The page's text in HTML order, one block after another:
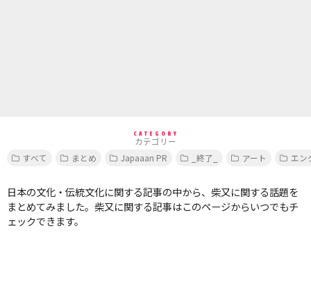
CATEGORY
カテゴリー
すべて
まとめ Japaaan PR _終了_ アート エン
日本の文化・伝統文化に関する記事の中から、柴又に関する話題を
まとめてみました。柴又に関する記事はこのページからいつでもチ
ェックできます。